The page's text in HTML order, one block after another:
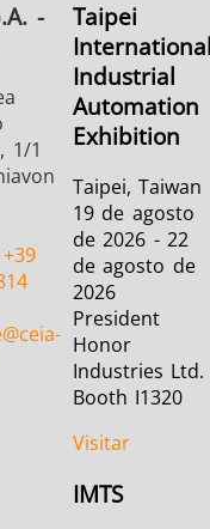
-
1/1
+39
@ceia-
Taipei
Industrial
Automation
Exhibition
Taipei, Taiwan
19 de agosto
de 2026 - 22
de agosto de
2026
President
Honor
Industries Ltd.
Booth I1320
Visitar
IMTS